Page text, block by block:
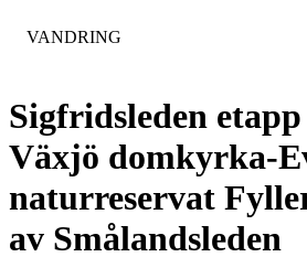
Sigfridsleden
Växjö domkyrka-
naturreservat
av Smålandsleden
KATEGORI:
VANDRING